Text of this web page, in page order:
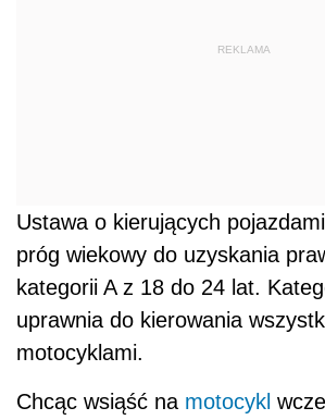
REKLAMA
Ustawa o kierujących
próg wiekowy do uzyskania
kategorii A z 18 do 24 lat.
uprawnia do kierowania
motocyklami.
Chcąc wsiąść na motocykl